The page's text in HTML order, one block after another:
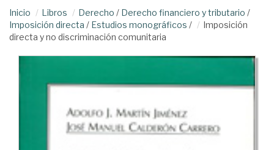
Inicio Libros Derecho / Derecho financiero y tributario /
Imposición directa / Estudios monográficos /
Imposición
directa y no discriminación comunitaria